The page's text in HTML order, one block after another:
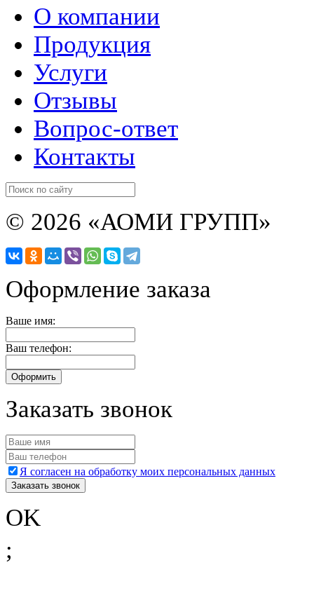
О компании
Продукция
Услуги
Отзывы
Вопрос-ответ
Контакты
© 2026 «АОМИ ГРУПП»
Оформление заказа
Ваше имя:
Ваш телефон:
Заказать звонок
Я согласен на обработку моих персональных данных
OK
;